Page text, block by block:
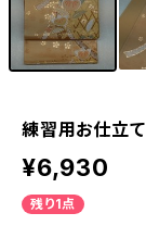
練習用お仕立
¥6,930
残り1点